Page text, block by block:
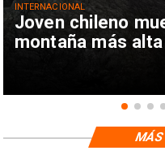
Joven chileno
montaña más
INTERNACIONAL